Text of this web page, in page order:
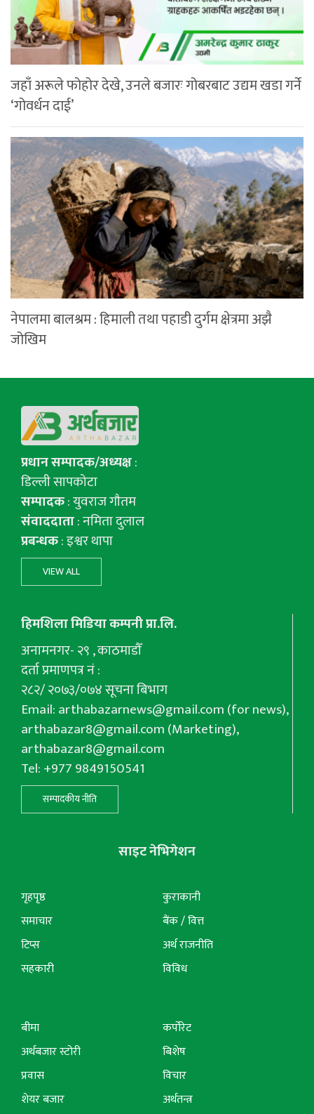
जहाँ अरूले फोहोर देखे, उनले बजारः गोबरबाट उद्यम खडा गर्ने
‘गोवर्धन दाई’
नेपालमा बालश्रम : हिमाली तथा पहाडी दुर्गम क्षेत्रमा अझै
जोखिम
प्रधान सम्पादक/अध्यक्ष:
डिल्ली सापकोटा
सम्पादक: युवराज गाैतम
संवाददाता: नमिता दुलाल
प्रबन्धक: इश्वर थापा
VIEW ALL
हिमशिला मिडिया कम्पनी प्रा.लि.
अनामनगर- २९ , काठमाडौँ
दर्ता प्रमाणपत्र नं :
२८२/ २०७३/०७४ सूचना बिभाग
Email:arthabazarnews@gmail.com(for news),
arthabazar8@gmail.com(Marketing),
arthabazar8@gmail.com
Tel: +977 9849150541
सम्पादकीय नीति
साइट नेभिगेशन
गृहपृष्ठ
समाचार
टिप्स
सहकारी
कुराकानी
बैंक / वित्त
अर्थ राजनीति
विविध
बीमा
अर्थबजार स्टोरी
प्रवास
शेयर बजार
कर्पोरेट
बिशेष
विचार
अर्थतन्त्र